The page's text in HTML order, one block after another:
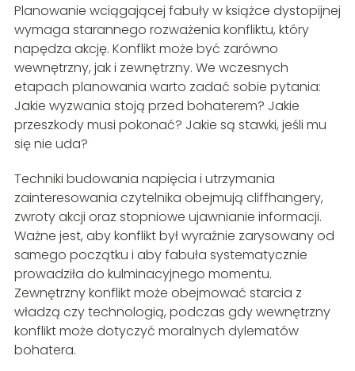
Planowanie wciągającej fabuły w książce dystopijnej
wymaga starannego rozważenia konfliktu, który
napędza akcję. Konflikt może być zarówno
wewnętrzny, jak i zewnętrzny. We wczesnych
etapach planowania warto zadać sobie pytania:
Jakie wyzwania stoją przed bohaterem? Jakie
przeszkody musi pokonać? Jakie są stawki, jeśli mu
się nie uda?
Techniki budowania napięcia i utrzymania
zainteresowania czytelnika obejmują cliffhangery,
zwroty akcji oraz stopniowe ujawnianie informacji.
Ważne jest, aby konflikt był wyraźnie zarysowany od
samego początku i aby fabuła systematycznie
prowadziła do kulminacyjnego momentu.
Zewnętrzny konflikt może obejmować starcia z
władzą czy technologią, podczas gdy wewnętrzny
konflikt może dotyczyć moralnych dylematów
bohatera.